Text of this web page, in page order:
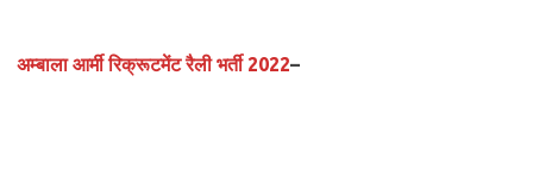
अम्बाला आर्मी रिक्रूटमेंट रैली भर्ती 2022–